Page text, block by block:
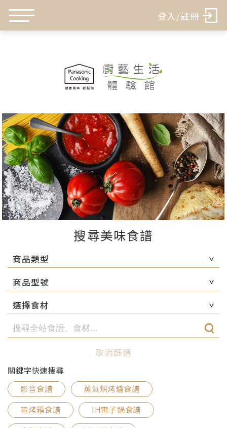
登入/註冊
搜尋美味食譜
商品類型
商品型號
選擇食材
取消篩選
關鍵字快速搜尋
影音食譜
蒸氣烘烤爐食譜
電烤箱食譜
IH電子鍋食譜